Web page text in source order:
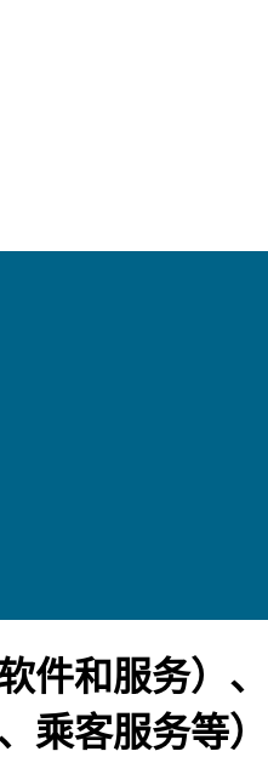
件和服务）
乘客服务等